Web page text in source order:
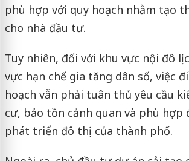
phù hợp với quy hoạch nhằm tạo
cho nhà đầu tư.
Tuy nhiên, đối với khu vực nội đô
vực hạn chế gia tăng dân số, việc
hoạch vẫn phải tuân thủ yêu cầu
cư, bảo tồn cảnh quan và phù hợp
phát triển đô thị của thành phố.